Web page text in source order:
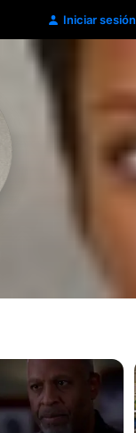
Iniciar sesión